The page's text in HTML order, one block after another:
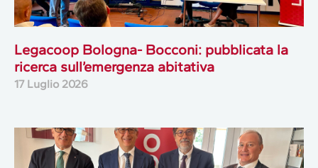
Legacoop Bologna- Bocconi: pubblicata la
ricerca sull’emergenza abitativa
17 Luglio 2026